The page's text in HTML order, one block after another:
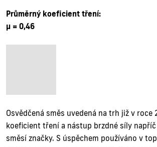
Průměrný koeficient tření:
µ = 0,46
Osvědčená směs uvedená na trh již v roce
koeficient tření a nástup brzdné síly
směsí značky. S úspěchem používáno v